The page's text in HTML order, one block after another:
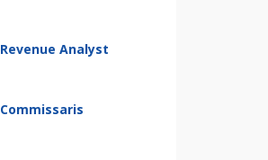
Revenue Analyst
Commissaris